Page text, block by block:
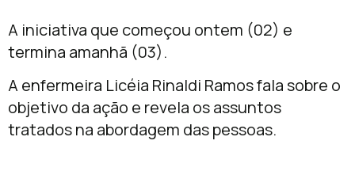
A iniciativa que começou ontem (02) e
termina amanhã (03).
A enfermeira Licéia Rinaldi Ramos fala sobre o
objetivo da ação e revela os assuntos
tratados na abordagem das pessoas.